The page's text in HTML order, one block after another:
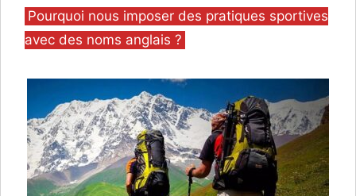
Catégories
Pourquoi nous imposer des pratiques sportives
avec des noms anglais ?